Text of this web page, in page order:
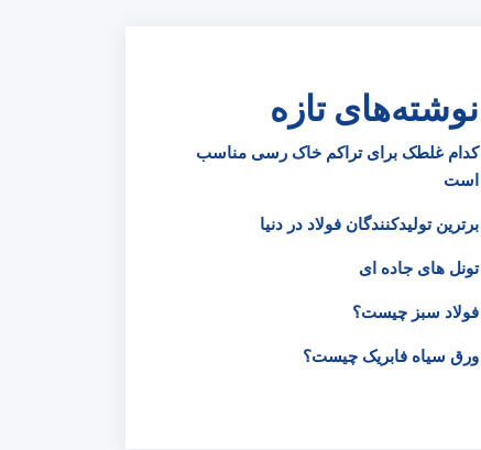
نوشته‌های تازه
کدام غلطک برای تراکم خاک رسی مناسب
است
برترین تولیدکنندگان فولاد در دنیا
تونل های جاده ای
فولاد سبز چیست؟
ورق سیاه فابریک چیست؟